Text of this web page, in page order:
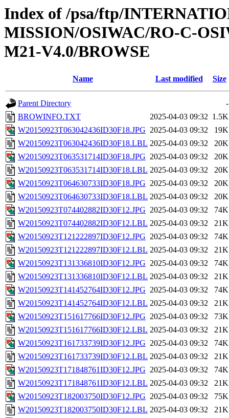
Index of /psa/ftp/
MISSION/OSIWAC/RO-C-
M21-V4.0/BROWSE
Name Last modified Size
Parent Directory
-
BROWINFO.TXT
2025-04-03 09:32 1.5K
W20150923T063042436ID30F18.JPG 2025-04-03 09:32
19K
W20150923T063042436ID30F18.LBL 2025-04-03 09:32
20K
W20150923T063531714ID30F18.JPG 2025-04-03 09:32
20K
W20150923T063531714ID30F18.LBL 2025-04-03 09:32
20K
W20150923T064630733ID30F18.JPG 2025-04-03 09:32
20K
W20150923T064630733ID30F18.LBL 2025-04-03 09:32
20K
W20150923T074402882ID30F12.JPG 2025-04-03 09:32
74K
W20150923T074402882ID30F12.LBL 2025-04-03 09:32
21K
W20150923T121222897ID30F12.JPG 2025-04-03 09:32
74K
W20150923T121222897ID30F12.LBL 2025-04-03 09:32
21K
W20150923T131336810ID30F12.JPG 2025-04-03 09:32
74K
W20150923T131336810ID30F12.LBL 2025-04-03 09:32
21K
W20150923T141452764ID30F12.JPG 2025-04-03 09:32
74K
W20150923T141452764ID30F12.LBL 2025-04-03 09:32
21K
W20150923T151617766ID30F12.JPG 2025-04-03 09:32
73K
W20150923T151617766ID30F12.LBL 2025-04-03 09:32
21K
W20150923T161733739ID30F12.JPG 2025-04-03 09:32
74K
W20150923T161733739ID30F12.LBL 2025-04-03 09:32
21K
W20150923T171848761ID30F12.JPG 2025-04-03 09:32
74K
W20150923T171848761ID30F12.LBL 2025-04-03 09:32
21K
W20150923T182003750ID30F12.JPG 2025-04-03 09:32
75K
W20150923T182003750ID30F12.LBL 2025-04-03 09:32
21K